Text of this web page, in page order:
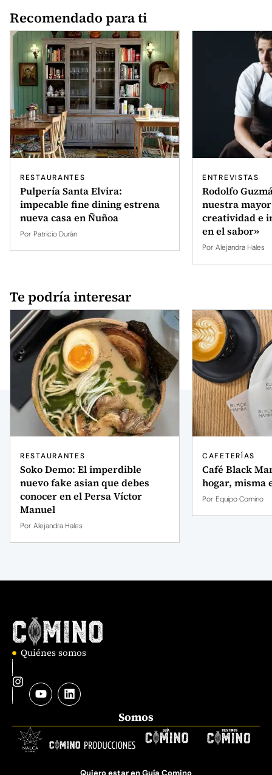
Recomendado para ti
RESTAURANTES
Pulpería Santa Elvira:
impecable fine dining estrena
nueva casa en Ñuñoa
Por Patricio Durán
ENTREVISTAS
Rodolfo
nuestra
creatividad e
en el sabor»
Por Alejandra Hales
Te podría interesar
RESTAURANTES
Soko Demo: El imperdible
nuevo fake asian que debes
conocer en el Persa Víctor
Manuel
Por Alejandra Hales
CAFETERÍAS
Café Black
hogar, misma
Por Equipo Comino
Quiénes somos
Somos
Quiero estar en Guía Comino